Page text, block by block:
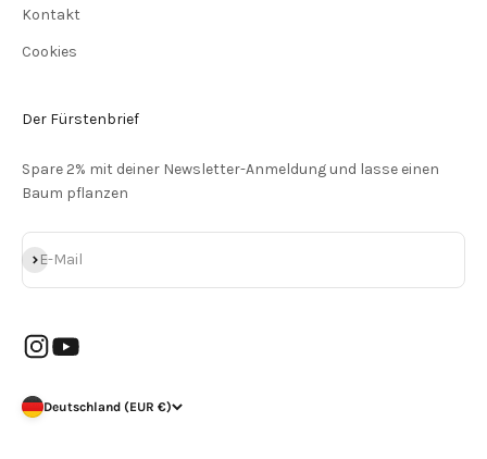
Kontakt
Cookies
Der Fürstenbrief
Spare 2% mit deiner Newsletter-Anmeldung und lasse einen
Baum pflanzen
E-Mail
Abonnieren
Deutschland (EUR €)